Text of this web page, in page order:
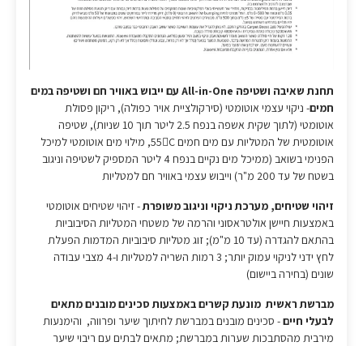
תחנת שאיבה ושטיפה All-in-One עם ייבוש באוויר חם ושטיפה במים
חמים- ניקוי עצמי אוטומטי (סירקולציית אויר כפולה), ריקון פסולת
אוטומטי (לתוך שקית אשפה בנפח 2.5 ליטר תוך 10 שניות), שטיפה
אוטומטית של המטליות עם מים חמים 55C, מילוי מים אוטומטי למיכל
הפנימי בשואב (ממיכל מים נקיים בנפח 4 ליטר המספיק לשטיפה וניגוב
בשטח של עד 200 מ"ר) וייבוש עצמי באוויר חם למטליות
זיהוי שטיחים, מערכת ניקוי וניגוב משופרת- זיהוי שטיחים אוטומטי
באמצעות חיישן אולטראסוני והרמה של משטחי המטליות הסיבוביות
בהתאם להגדרה (עד 10 מ"מ); זוג מטליות סיבוביות המדמות הפעלת
לחץ ידני לניקוי עמוק יותר; 3 רמות השריה למטליות ו-4 מצבי עבודה
שונים (בחירה ביישום)
מברשת ראשית מונעת קשרים באמצעות סכינים מובנים מתאים
לבעלי חיים- סכינים מובנים במברשת לחיתוך שיער ופרווה, והימנעות
מירבית מהסתבכות שערות במברשת; מתאים לבתים עם ריבוי שיער